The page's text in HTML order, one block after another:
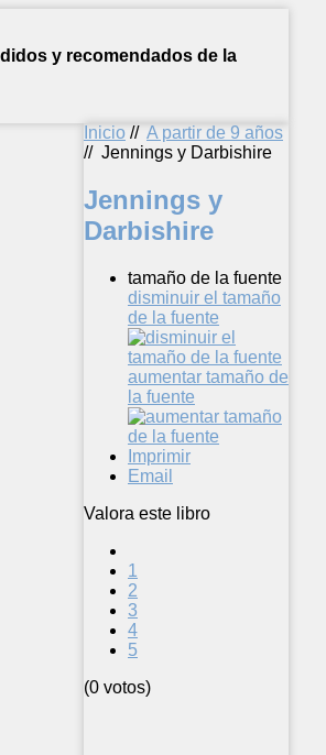
y recomendados de la
Inicio // A partir de 9 años
// Jennings y Darbishire
Jennings y
Darbishire
tamaño de la fuente
disminuir el tamaño
de la fuente
aumentar tamaño de
la fuente
Imprimir
Email
Valora este libro
1
2
3
4
5
(0 votos)